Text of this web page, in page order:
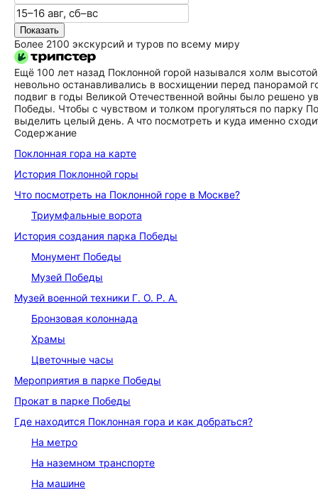
Показать
Более 2100 экскурсий и туров по всему миру
Ещё 100 лет назад Поклонной горой назывался холм
невольно останавливались в восхищении перед панорамой
подвиг в годы Великой Отечественной войны было решено
Победы. Чтобы с чувством и толком прогуляться по парку
выделить целый день. А что посмотреть и куда именно
Содержание
Поклонная гора на карте
История Поклонной горы
Что посмотреть на Поклонной горе в Москве?
Триумфальные ворота
История создания парка Победы
Монумент Победы
Музей Победы
Музей военной техники Г. О. Р. А.
Бронзовая колоннада
Храмы
Цветочные часы
Мероприятия в парке Победы
Прокат в парке Победы
Где находится Поклонная гора и как добраться?
На метро
На наземном транспорте
На машине